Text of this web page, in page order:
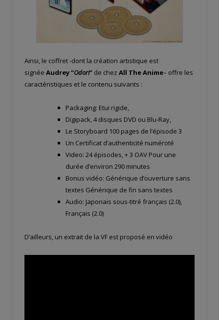
Ainsi, le coffret -dont la création artistique est
signée Audrey “Odori“ de chez All The Anime– offre les
caractéristiques et le contenu suivants :
Packaging: Etui rigide,
Digipack, 4 disques DVD ou Blu-Ray,
Le Storyboard 100 pages de l’épisode 3
Un Certificat d’authenticité numéroté
Video: 24 épisodes, + 3 OAV Pour une
durée d’environ 290 minutes
Bonus vidéo: Générique d’ouverture sans
textes Générique de fin sans textes
Audio: Japonais sous-titré français (2.0),
Français (2.0)
D’ailleurs, un extrait de la VF est proposé en vidéo